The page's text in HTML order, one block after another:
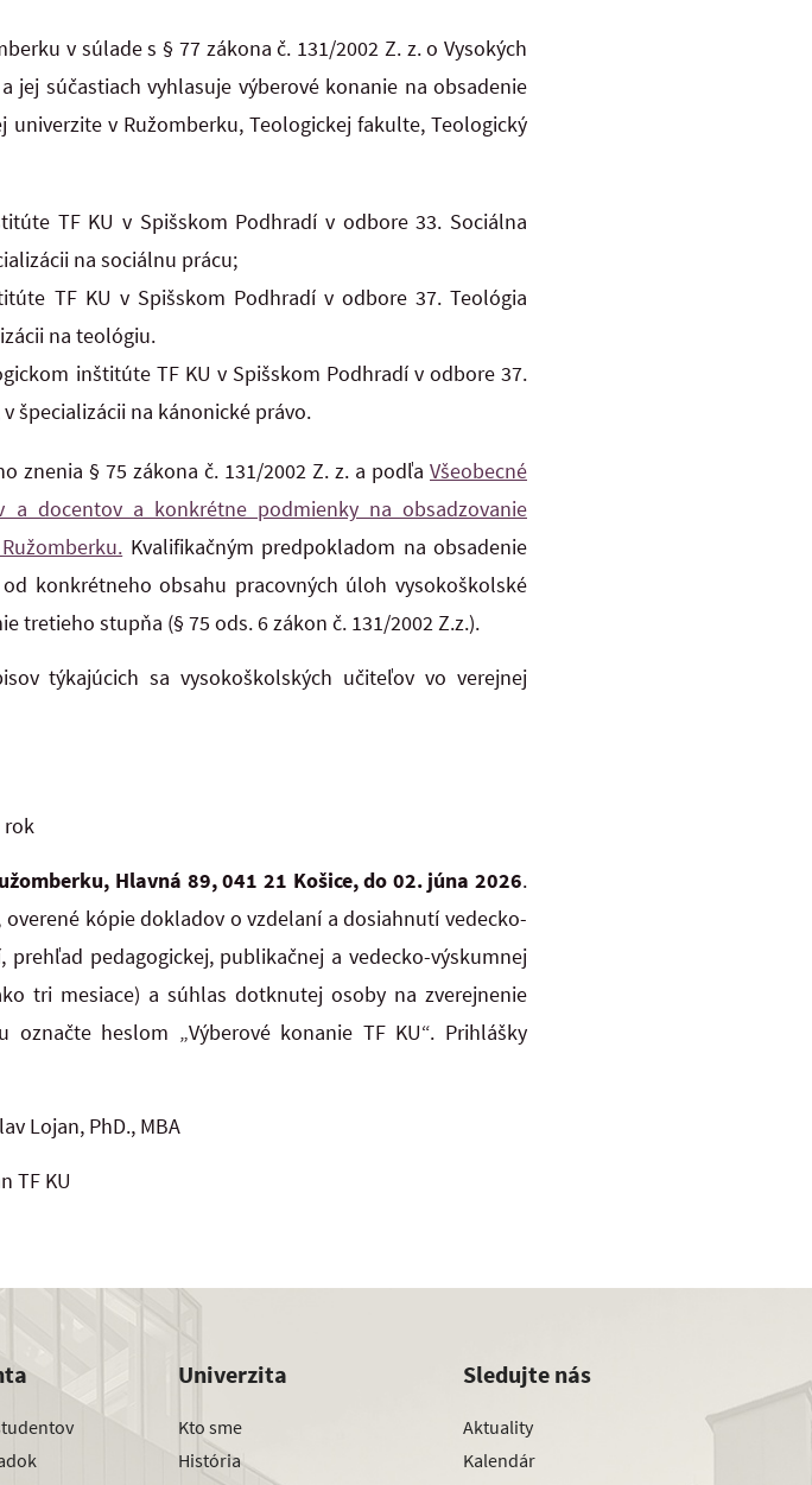
v súlade s § 77 zákona č. 131/2002 Z. z. o Vysokých
jej súčastiach vyhlasuje výberové konanie na obsadenie
v Ružomberku, Teologickej fakulte, Teologický
TF KU v Spišskom Podhradí v odbore 33. Sociálna
na sociálnu prácu;
TF KU v Spišskom Podhradí v odbore 37. Teológia
na teológiu.
inštitúte TF KU v Spišskom Podhradí v odbore 37.
špecializácii na kánonické právo.
znenia § 75 zákona č. 131/2002 Z. z. a podľa Všeobecné
a docentov a konkrétne podmienky na obsadzovanie
Kvalifikačným predpokladom na obsadenie
konkrétneho obsahu pracovných úloh vysokoškolské
tretieho stupňa (§ 75 ods. 6 zákon č. 131/2002 Z.z.).
týkajúcich sa vysokoškolských učiteľov vo verejnej
rok
Hlavná 89, 041 21 Košice, do 02. júna 2026.
kópie dokladov o vzdelaní a dosiahnutí vedecko-
prehľad pedagogickej, publikačnej a vedecko-výskumnej
tri mesiace) a súhlas dotknutej osoby na zverejnenie
označte heslom „Výberové konanie TF KU“. Prihlášky
Lojan, PhD., MBA
TF KU
Univerzita
Kto sme
História
Sledujte nás
Aktuality
Kalendár